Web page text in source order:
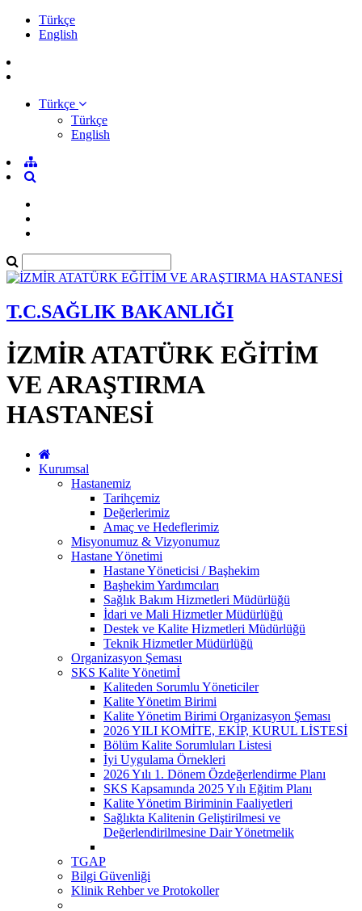
Türkçe
English
Türkçe
Türkçe
English
T.C.SAĞLIK BAKANLIĞI
İZMİR ATATÜRK EĞİTİM
VE ARAŞTIRMA
HASTANESİ
Kurumsal
Hastanemiz
Tarihçemiz
Değerlerimiz
Amaç ve Hedeflerimiz
Misyonumuz & Vizyonumuz
Hastane Yönetimi
Hastane Yöneticisi / Başhekim
Başhekim Yardımcıları
Sağlık Bakım Hizmetleri Müdürlüğü
İdari ve Mali Hizmetler Müdürlüğü
Destek ve Kalite Hizmetleri Müdürlüğü
Teknik Hizmetler Müdürlüğü
Organizasyon Şeması
SKS Kalite Yönetimİ
Kaliteden Sorumlu Yöneticiler
Kalite Yönetim Birimi
Kalite Yönetim Birimi Organizasyon Şeması
2026 YILI KOMİTE, EKİP, KURUL LİSTESİ
Bölüm Kalite Sorumluları Listesi
İyi Uygulama Örnekleri
2026 Yılı 1. Dönem Özdeğerlendirme Planı
SKS Kapsamında 2025 Yılı Eğitim Planı
Kalite Yönetim Biriminin Faaliyetleri
Sağlıkta Kalitenin Geliştirilmesi ve
Değerlendirilmesine Dair Yönetmelik
TGAP
Bilgi Güvenliği
Klinik Rehber ve Protokoller